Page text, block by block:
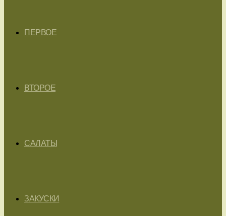
ПЕРВОЕ
ВТОРОЕ
САЛАТЫ
ЗАКУСКИ